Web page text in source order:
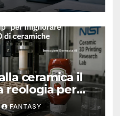
ceramica il
reologia per
la
FANTASY